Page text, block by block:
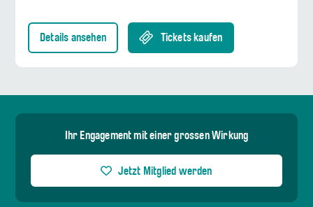
Details ansehen Tickets kaufen
Ihr Engagement mit einer grossen Wirkung
Jetzt Mitglied werden